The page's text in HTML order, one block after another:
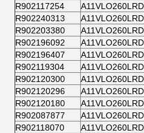
R902117254
R902240313
R902203380
R902196092
R902196407
R902119304
R902120300
R902120296
R902120180
R902087877
R902118070